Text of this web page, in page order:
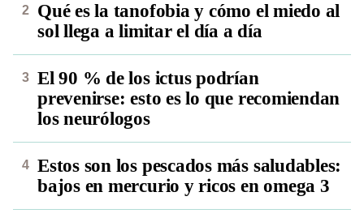
Qué es la tanofobia y cómo el miedo al
sol llega a limitar el día a día
El 90 % de los ictus podrían
prevenirse: esto es lo que recomiendan
los neurólogos
Estos son los pescados más saludables:
bajos en mercurio y ricos en omega 3